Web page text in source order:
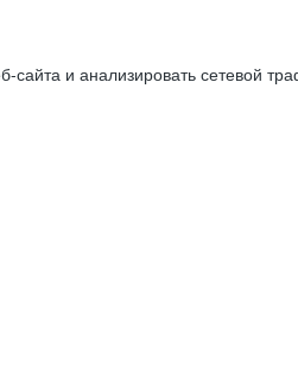
и анализировать сетевой